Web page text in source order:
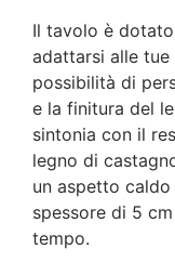
Il tavolo è
adattarsi alle tue
possibilità di
e la finitura del
sintonia con il
legno di
un aspetto
spessore di 5
tempo.